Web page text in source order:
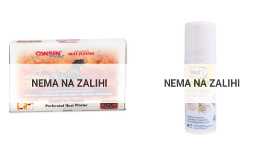
NEMA NA ZALIHI NEMA NA ZALIHI